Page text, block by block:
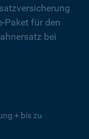
Paket für den
bei
+ bis zu